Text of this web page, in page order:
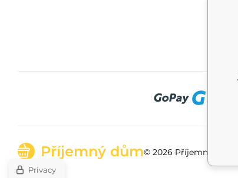
Příjemný dům© 2026 Příjemný dům |
Privacy